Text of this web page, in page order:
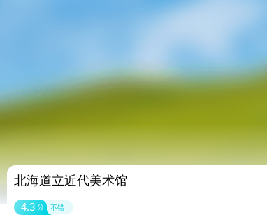
北海道立近代美术馆
4.3 分 不错